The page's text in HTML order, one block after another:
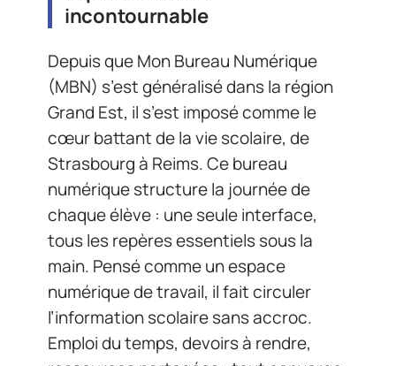
incontournable
Depuis que Mon Bureau Numérique
(MBN) s’est généralisé dans la région
Grand Est, il s’est imposé comme le
cœur battant de la vie scolaire, de
Strasbourg à Reims. Ce bureau
numérique structure la journée de
chaque élève : une seule interface,
tous les repères essentiels sous la
main. Pensé comme un espace
numérique de travail, il fait circuler
l’information scolaire sans accroc.
Emploi du temps, devoirs à rendre,